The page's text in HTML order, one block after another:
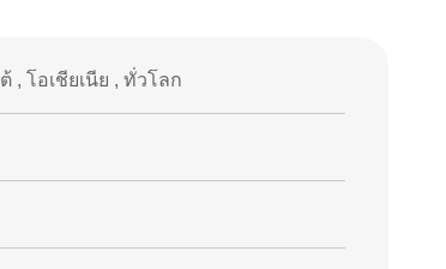
, โอเชียเนีย , ทั่วโลก